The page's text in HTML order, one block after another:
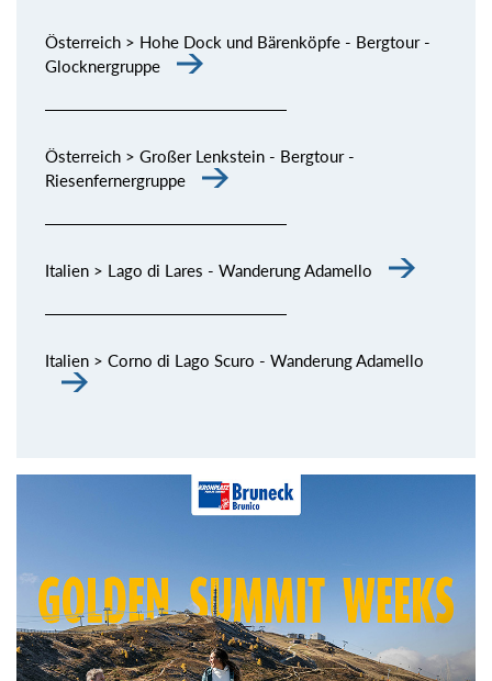
Österreich > Hohe Dock und Bärenköpfe - Bergtour -
Glocknergruppe
Österreich > Großer Lenkstein - Bergtour -
Riesenfernergruppe
Italien > Lago di Lares - Wanderung Adamello
Italien > Corno di Lago Scuro - Wanderung Adamello